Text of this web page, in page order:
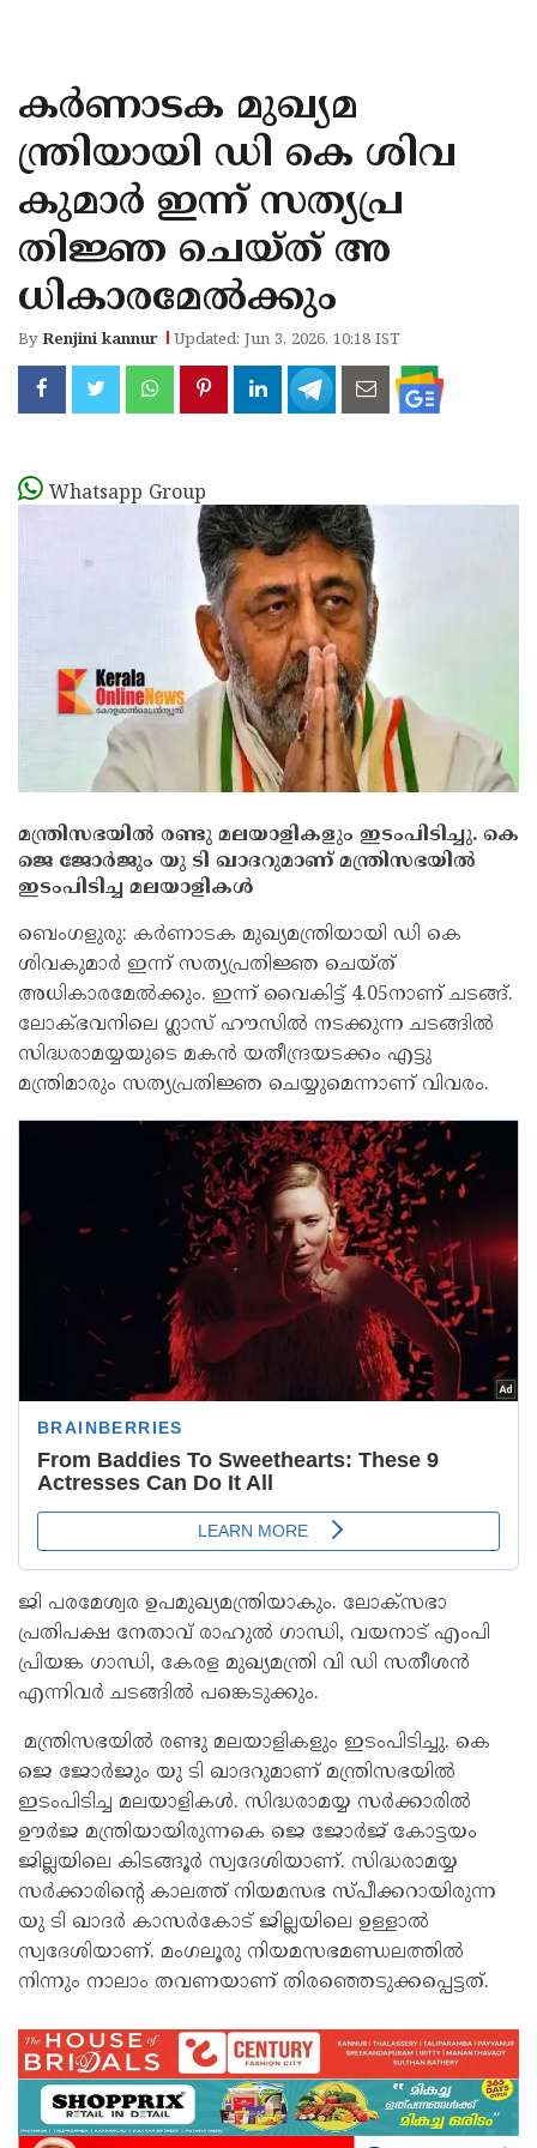
KANNUR
KASARAGOD
കർണാടക മുഖ്യമ
ന്ത്രിയായി ഡി കെ ശിവ
കുമാർ ഇന്ന് സത്യപ്ര
തിജ്ഞ ചെയ്ത് അ
ധികാരമേൽക്കും
ByRenjini kannur Updated: Jun 3, 2026, 10:18 IST
Whatsapp Group
മന്ത്രിസഭയിൽ രണ്ടു മലയാളികളും ഇടംപിടിച്ചു. കെ
ജെ ജോർജും യു ടി ഖാദറുമാണ് മന്ത്രിസഭയിൽ
ഇടംപിടിച്ച മലയാളികൾ
ബെംഗളുരു: കർണാടക മുഖ്യമന്ത്രിയായി ഡി കെ
ശിവകുമാർ ഇന്ന് സത്യപ്രതിജ്ഞ ചെയ്ത്
അധികാരമേൽക്കും. ഇന്ന് വൈകിട്ട് 4.05നാണ് ചടങ്ങ്.
ലോക്ഭവനിലെ ഗ്ലാസ് ഹൗസിൽ നടക്കുന്ന ചടങ്ങിൽ
സിദ്ധരാമയ്യയുടെ മകന്‍ യതീന്ദ്രയടക്കം എട്ടു
മന്ത്രിമാരും സത്യപ്രതിജ്ഞ ചെയ്യുമെന്നാണ് വിവരം.
ജി പരമേശ്വര ഉപമുഖ്യമന്ത്രിയാകും. ലോക്‌സഭാ
പ്രതിപക്ഷ നേതാവ് രാഹുല്‍ ഗാന്ധി, വയനാട് എംപി
പ്രിയങ്ക ഗാന്ധി, കേരള മുഖ്യമന്ത്രി വി ഡി സതീശന്‍
എന്നിവര്‍ ചടങ്ങില്‍ പങ്കെടുക്കും.
മന്ത്രിസഭയിൽ രണ്ടു മലയാളികളും ഇടംപിടിച്ചു. കെ
ജെ ജോർജും യു ടി ഖാദറുമാണ് മന്ത്രിസഭയിൽ
ഇടംപിടിച്ച മലയാളികൾ. സിദ്ധരാമയ്യ സർക്കാരിൽ
ഊർജ മന്ത്രിയായിരുന്നകെ ജെ ജോർജ് കോട്ടയം
ജില്ലയിലെ കിടങ്ങൂർ സ്വദേശിയാണ്. സിദ്ധരാമയ്യ
സർക്കാരിന്റെ കാലത്ത് നിയമസഭ സ്‌പീക്കറായിരുന്ന
യു ടി ഖാദർ കാസർകോട് ജില്ലയിലെ ഉള്ളാൽ
സ്വദേശിയാണ്. മംഗലൂരു നിയമസഭമണ്ഡലത്തിൽ
നിന്നും നാലാം തവണയാണ് തിരഞ്ഞെടുക്കപ്പെട്ടത്.